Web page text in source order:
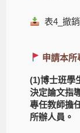
表4_撤
申請本所
(1)博士班學
決定論文指
專任教師擔
所辦人員。